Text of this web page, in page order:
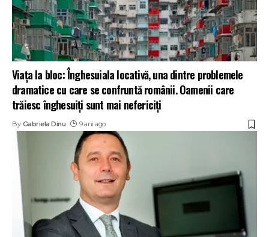
Viaţa la bloc: Înghesuiala locativă, una dintre problemele
dramatice cu care se confruntă românii. Oamenii care
trăiesc înghesuiţi sunt mai nefericiţi
By Gabriela Dinu 9 ani ago